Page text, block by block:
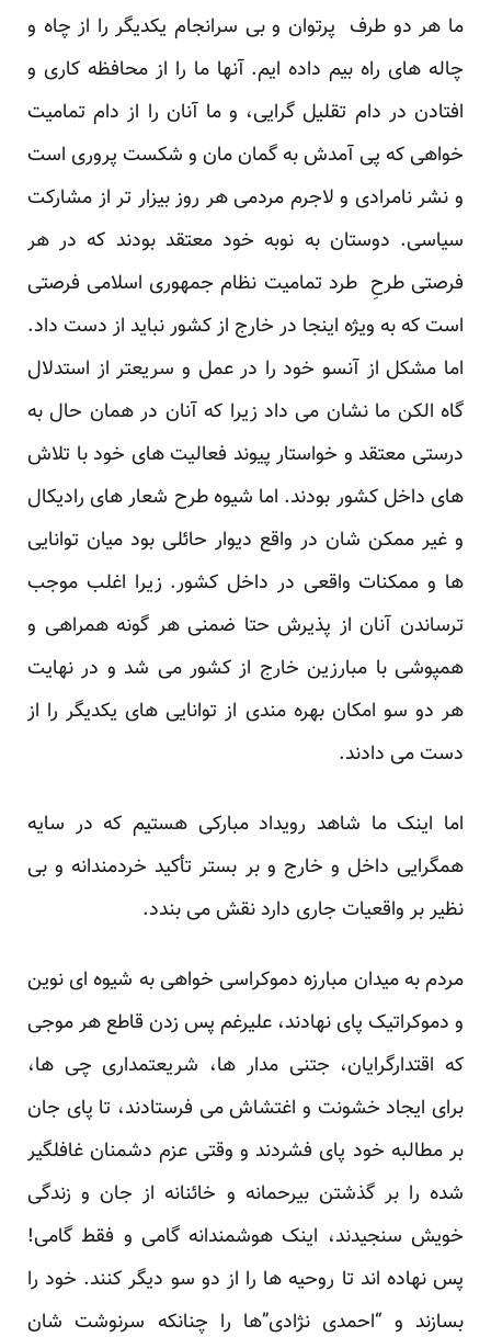
ما هر دو طرف پرتوان و بی سرانجام یکدیگر را از چاه و
چاله های راه بیم داده ایم. آنها ما را از محافظه کاری و
افتادن در دام تقلیل گرایی، و ما آنان را از دام تمامیت
خواهی که پی آمدش به گمان مان و شکست پروری است
و نشر نامرادی و لاجرم مردمی هر روز بیزار تر از مشارکت
سیاسی. دوستان به نوبه خود معتقد بودند که در هر
فرصتی طرحِ طرد تمامیت نظام جمهوری اسلامی فرصتی
است که به ویژه اینجا در خارج از کشور نباید از دست داد.
اما مشکل از آنسو خود را در عمل و سریعتر از استدلال
گاه الکن ما نشان می داد زیرا که آنان در همان حال به
درستی معتقد و خواستار پیوند فعالیت های خود با تلاش
های داخل کشور بودند. اما شیوه طرح شعار های رادیکال
و غیر ممکن شان در واقع دیوار حائلی بود میان توانایی
ها و ممکنات واقعی در داخل کشور. زیرا اغلب موجب
ترساندن آنان از پذیرش حتا ضمنی هر گونه همراهی و
همپوشی با مبارزین خارج از کشور می شد و در نهایت
هر دو سو امکان بهره مندی از توانایی های یکدیگر را از
دست می دادند.
اما اینک ما شاهد رویداد مبارکی هستیم که در سایه
همگرایی داخل و خارج و بر بستر تأکید خردمندانه و بی
نظیر بر واقعیات جاری دارد نقش می بندد.
مردم به میدان مبارزه دموکراسی خواهی به شیوه ای نوین
و دموکراتیک پای نهادند، علیرغم پس زدن قاطع هر موجی
که اقتدارگرایان، جتنی مدار ها، شریعتمداری چی ها،
برای ایجاد خشونت و اغتشاش می فرستادند، تا پای جان
بر مطالبه خود پای فشردند و وقتی عزم دشمنان غافلگیر
شده را بر گذشتن بیرحمانه و خائنانه از جان و زندگی
خویش سنجیدند، اینک هوشمندانه گامی و فقط گامی!
پس نهاده اند تا روحیه ها را از دو سو دیگر کنند. خود را
بسازند و “احمدی نژادی”ها را چنانکه سرنوشت شان